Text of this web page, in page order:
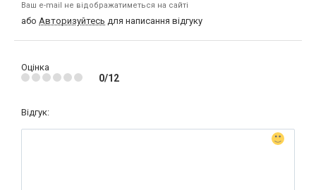
Ваш e-mail не відображатиметься на сайті
або Авторизуйтесь для написання відгуку
Оцінка
0/12
Відгук: